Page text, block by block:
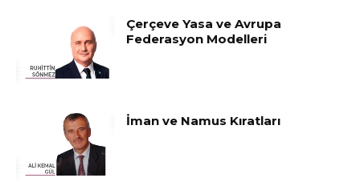
Çerçeve Yasa ve Avrupa
Federasyon Modelleri
İman ve Namus Kıratları